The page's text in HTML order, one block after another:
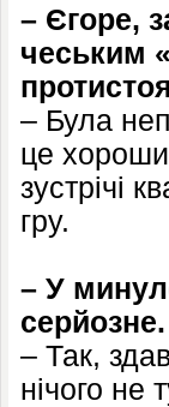
– Єгоре,
чеським
– Була
це
зустрічі
гру.
– У
– Так,
нічого не